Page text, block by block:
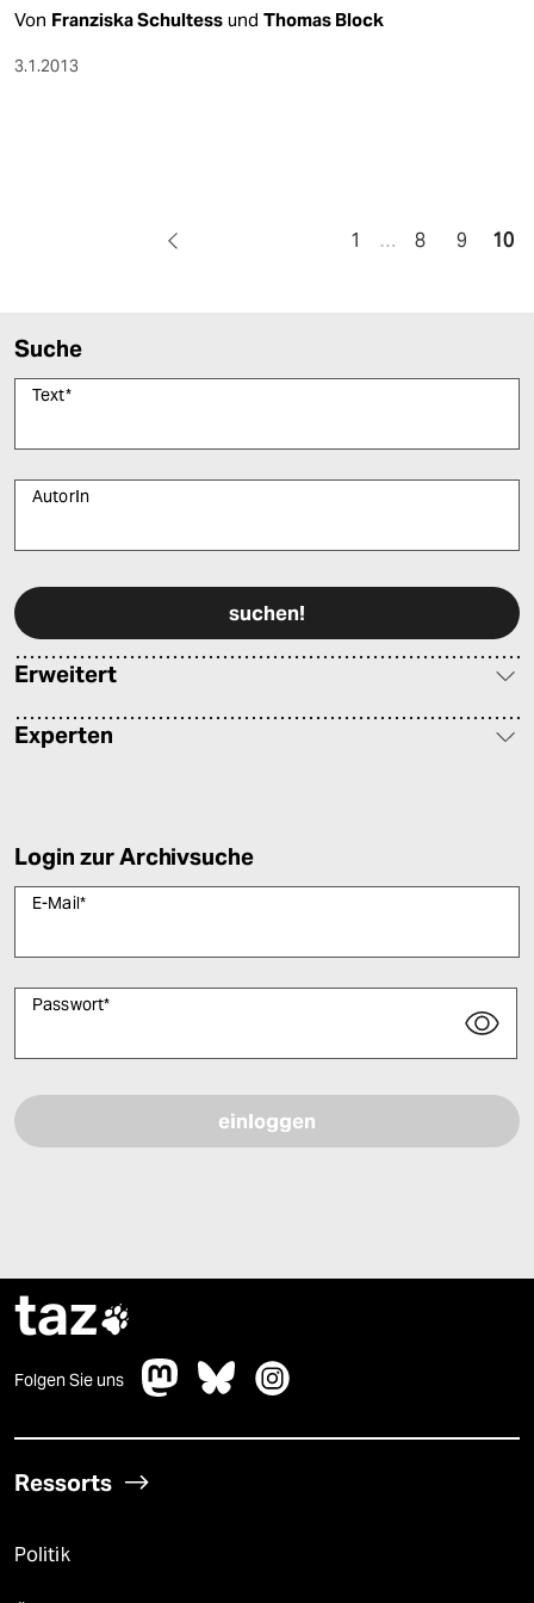
Von Franziska Schultess und Thomas Block
3.1.2013
1 … 8 9 10
Suche
Text*
AutorIn
Erweitert
Experten
Login zur Archivsuche
E-Mail*
Passwort*
taz
Folgen Sie uns
Ressorts
Politik